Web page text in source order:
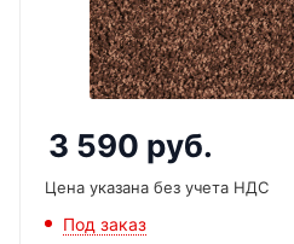
3 590 руб.
Цена указана без учета НДС
Под заказ